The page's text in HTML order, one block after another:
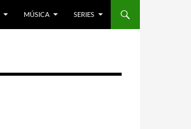
MÚSICA SERIES